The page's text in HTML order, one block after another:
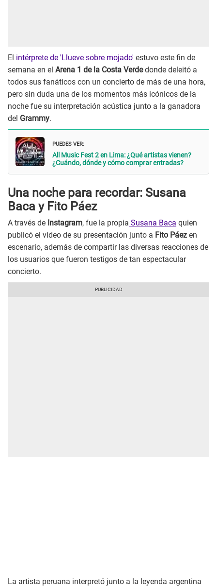
El intérprete de 'Llueve sobre mojado' estuvo este fin de
semana en el Arena 1 de la Costa Verdedonde deleitó a
todos sus fanáticos con un concierto de más de una hora,
pero sin duda una de los momentos más icónicos de la
noche fue su interpretación acústica junto a la ganadora
del Grammy.
PUEDES VER:
All Music Fest 2 en Lima: ¿Qué artistas vienen?
¿Cuándo, dónde y cómo comprar entradas?
Una noche para recordar: Susana
Baca y Fito Páez
A través de Instagram, fue la propia Susana Baca quien
publicó el video de su presentación junto a Fito Páez en
escenario, además de compartir las diversas reacciones de
los usuarios que fueron testigos de tan espectacular
concierto.
La artista peruana interpretó junto a la leyenda argentina